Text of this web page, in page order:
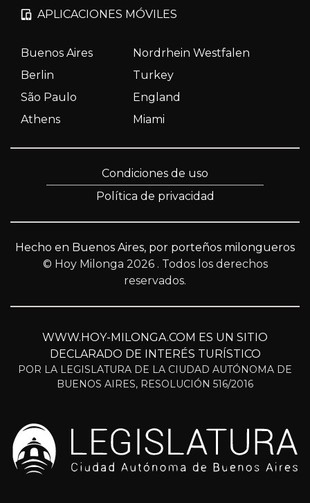
APLICACIONES MÓVILES
Buenos Aires
Nordrhein Westfalen
Berlin
Turkey
São Paulo
England
Athens
Miami
Condiciones de uso
Política de privacidad
Hecho en Buenos Aires, por porteños milongueros
© Hoy Milonga 2026 . Todos los derechos
reservados.
WWW.HOY-MILONGA.COM ES UN SITIO
DECLARADO DE INTERÉS TURÍSTICO
POR LA LEGISLATURA DE LA CIUDAD AUTÓNOMA DE
BUENOS AIRES, RESOLUCIÓN 516/2016